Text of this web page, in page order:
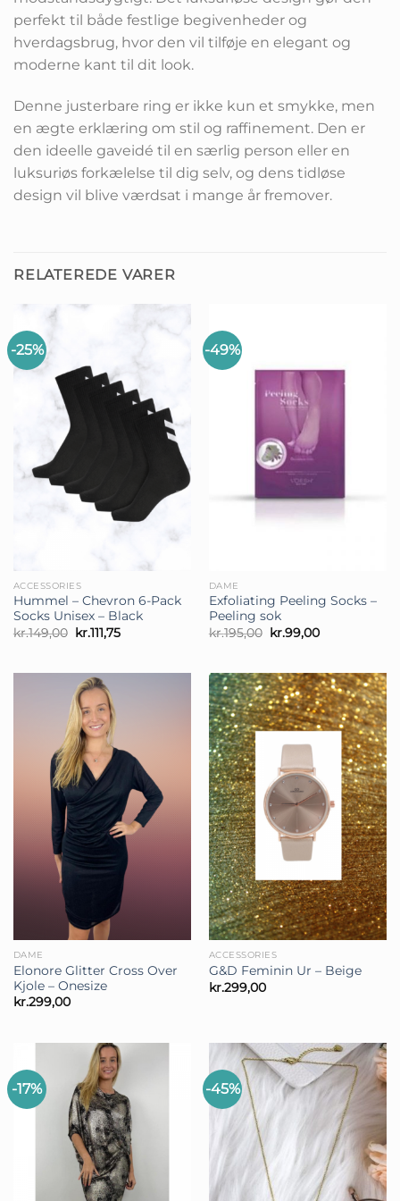
perfekt til både festlige begivenheder og
hverdagsbrug, hvor den vil tilføje en elegant og
moderne kant til dit look.
Denne justerbare ring er ikke kun et smykke, men
en ægte erklæring om stil og raffinement. Den er
den ideelle gaveidé til en særlig person eller en
luksuriøs forkælelse til dig selv, og dens tidløse
design vil blive værdsat i mange år fremover.
RELATEREDE VARER
-25%
ACCESSORIES
Hummel – Chevron 6-Pack
Socks Unisex – Black
kr.149,00 Den
oprindelige
kr.149,00.
kr.111,75Den
kr.111,75.
-49%
DAME
Exfoliating Peeling Socks –
Peeling sok
kr.195,00 Den
oprindelige
kr.195,00.
kr.99,00Den
kr.99,00.
DAME
Elonore Glitter Cross Over
Kjole – Onesize
kr.299,00
ACCESSORIES
G&D Feminin Ur – Beige
kr.299,00
-17% -45%